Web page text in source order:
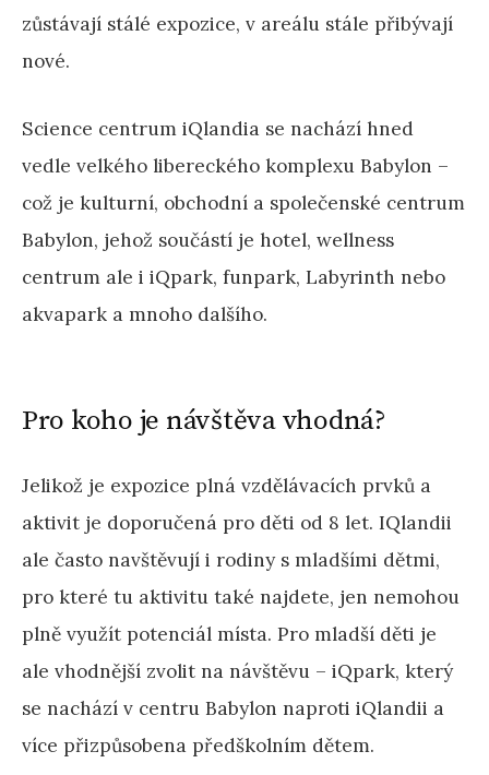
zůstávají stálé expozice, v areálu stále přibývají
nové.
Science centrum iQlandia se nachází hned
vedle velkého libereckého komplexu Babylon –
což je kulturní, obchodní a společenské centrum
Babylon, jehož součástí je hotel, wellness
centrum ale i iQpark, funpark, Labyrinth nebo
akvapark a mnoho dalšího.
Pro koho je návštěva vhodná?
Jelikož je expozice plná vzdělávacích prvků a
aktivit je doporučená pro děti od 8 let. IQlandii
ale často navštěvují i rodiny s mladšími dětmi,
pro které tu aktivitu také najdete, jen nemohou
plně využít potenciál místa. Pro mladší děti je
ale vhodnější zvolit na návštěvu – iQpark, který
se nachází v centru Babylon naproti iQlandii a
více přizpůsobena předškolním dětem.